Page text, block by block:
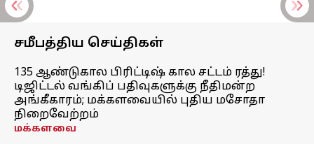
சமீபத்திய செய்திகள்
135 ஆண்டுகால பிரிட்டிஷ் கால சட்டம் ரத்து!
டிஜிட்டல் வங்கிப் பதிவுகளுக்கு நீதிமன்ற
அங்கீகாரம்; மக்களவையில் புதிய மசோதா
நிறைவேற்றம்
மக்களவை